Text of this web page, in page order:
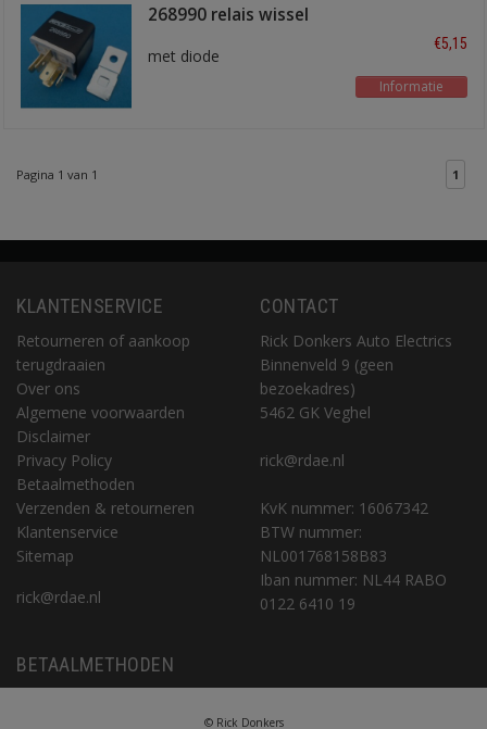
268990 relais wissel
met diode
€5,15
Informatie
Pagina 1 van 1 1
KLANTENSERVICE
Retourneren of aankoop
terugdraaien
Over ons
Algemene voorwaarden
Disclaimer
Privacy Policy
Betaalmethoden
Verzenden & retourneren
Klantenservice
Sitemap
rick@rdae.nl
CONTACT
Rick Donkers Auto Electrics
Binnenveld 9 (geen
bezoekadres)
5462 GK Veghel
rick@rdae.nl
KvK nummer: 16067342
BTW nummer:
NL001768158B83
Iban nummer: NL44 RABO
0122 6410 19
BETAALMETHODEN
© Rick Donkers